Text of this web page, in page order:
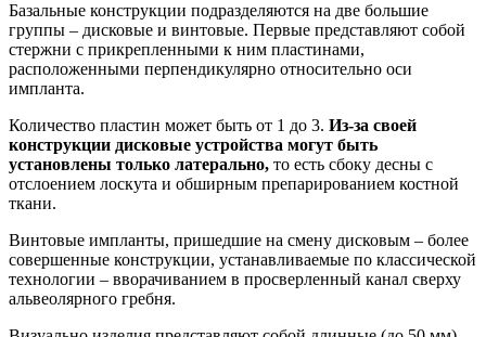
Базальные конструкции подразделяются на две большие
группы – дисковые и винтовые. Первые представляют собой
стержни с прикрепленными к ним пластинами,
расположенными перпендикулярно относительно оси
импланта.
Количество пластин может быть от 1 до 3. Из-за своей
конструкции дисковые устройства могут быть
установлены только латерально, то есть сбоку десны с
отслоением лоскута и обширным препарированием костной
ткани.
Винтовые импланты, пришедшие на смену дисковым – более
совершенные конструкции, устанавливаемые по классической
технологии – вворачиванием в просверленный канал сверху
альвеолярного гребня.